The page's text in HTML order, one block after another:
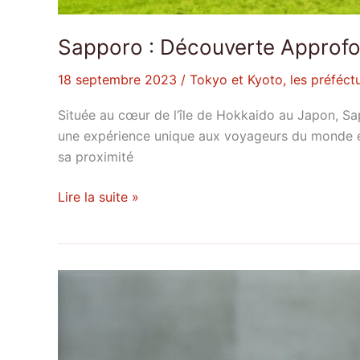
Sapporo : Découverte
18 septembre 2023 / Tokyo et Kyoto, les
Située au cœur de l’île de Hokkaido au Japon,
une expérience unique aux voyageurs du
sa proximité
Lire la suite »